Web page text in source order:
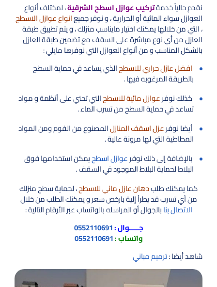
نقدم حالياً خدمةتركيب عوازل اسطح الشرقية، لمختلف أنواع
العوازل سواء المائية أو الحرارية ، و نوفر جميعانواع عوازل الاسطح
، التي من خلالها يمكنك اختيار مايناسب منزلك ، و يتم تطبيق طبقة
العازل من أي نوع مباشرة على السقف مع تضمين طبقة العازل
بالشكل المناسب و من أنواع العوازل التي نوفرها مايلي :
افضل عازل حراري للاسطحالذي يساعد في حماية السطح
بالطريقة المرغوبه فيها .
كذلك نوفرعوازل مائية للاسطحالتي تحتي على أنظمة و مواد
تساعد في حماية السطح من تسرب الماء .
أيضا نوفرعزل اسقف المنازلالمصنوع من الفوم ومن المواد
المطاطية التي لها مرونة عالية .
بالإضافة إلى ذلك نوفرعوازل اسطحيمكن استخدامها فوق
البلاط لحماية البلاط الموجود في السقف .
كما يمكنك طلبدهان عازل مائي للاسطح، لحماية سطح منزلك
من أي تسرب قد يطرأ إلية بارخص سعر و يمكنك الطلب من خلال
الاتصال بنابالجوال أو المراسله بالواتساب عبر الأرقام التالية :
جـــــوال :0552110691
واتساب :0552110691
شاهد أيضا :ترميم مباني